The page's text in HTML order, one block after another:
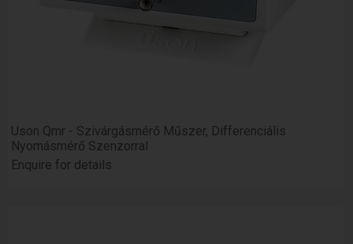
Uson Qmr - Szivárgásmérő Műszer, Differenciális
Nyomásmérő Szenzorral
Enquire for details